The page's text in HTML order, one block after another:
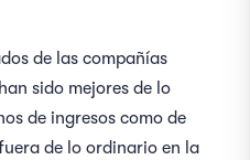
de las compañías
sido mejores de lo
de ingresos como de
de lo ordinario en la